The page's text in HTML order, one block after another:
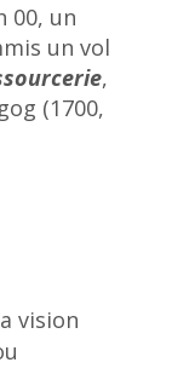
00, un
un vol
,
(1700,
vision